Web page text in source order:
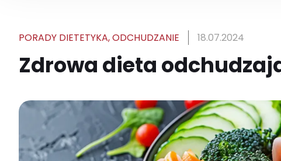
PORADY DIETETYKA,ODCHUDZANIE 18.07.2024
Zdrowa dieta